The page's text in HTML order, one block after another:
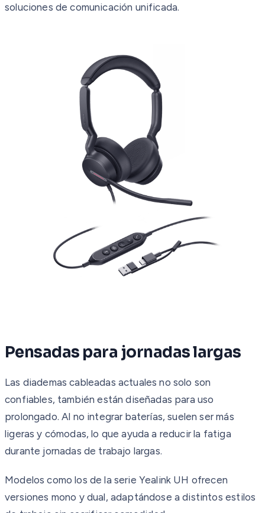
soluciones de comunicación unificada.
Pensadas para jornadas largas
Las diademas cableadas actuales no solo son
confiables, también están diseñadas para uso
prolongado. Al no integrar baterías, suelen ser más
ligeras y cómodas, lo que ayuda a reducir la fatiga
durante jornadas de trabajo largas.
Modelos como los de la serie Yealink UH ofrecen
versiones mono y dual, adaptándose a distintos estilos